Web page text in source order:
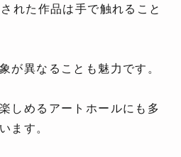
れた作品は手で触れること
が異なることも魅力です。
しめるアートホールにも多
ます。